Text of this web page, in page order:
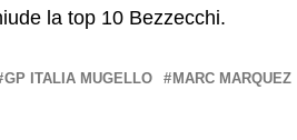
la top 10 Bezzecchi.
GP ITALIA MUGELLO MARC MARQUEZ